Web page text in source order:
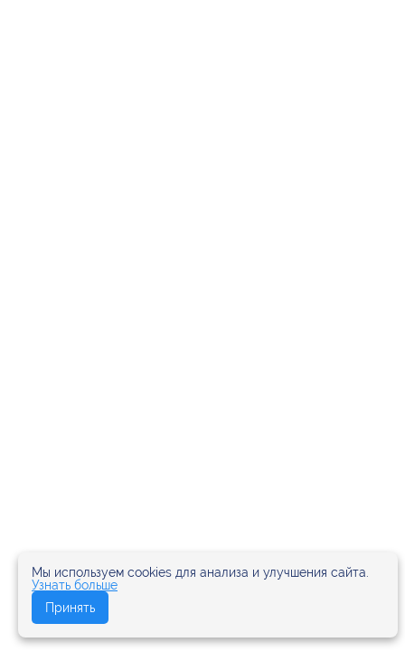
Мы используем cookies для анализа и улучшения сайта.
Узнать больше
Принять